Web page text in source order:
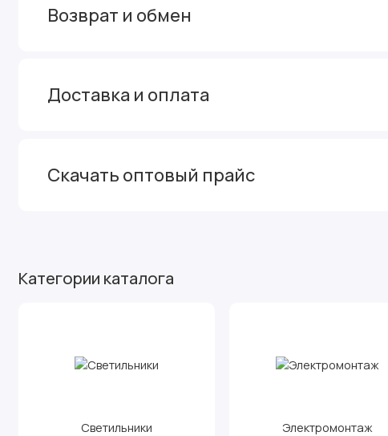
Возврат и обмен
Доставка и оплата
Скачать оптовый прайс
Категории каталога
Светильники Электромонтаж